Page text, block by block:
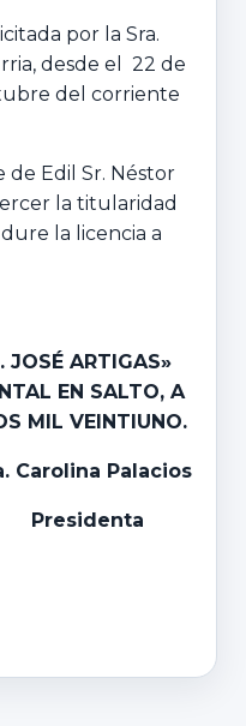
por la Sra.
desde el 22 de
del corriente
de Edil Sr. Néstor
la titularidad
la licencia a
JOSÉ ARTIGAS»
EN SALTO, A
MIL VEINTIUNO.
Carolina Palacios
Presidenta